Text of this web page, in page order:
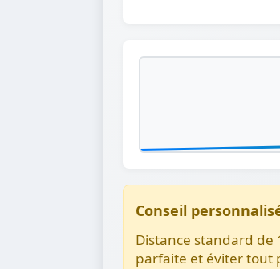
Conseil
Distance standard de
parfaite et éviter tout